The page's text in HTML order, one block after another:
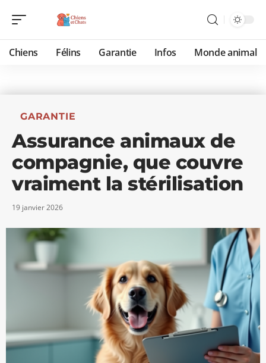
Chiens Félins Garantie Infos Monde animal
GARANTIE
Assurance animaux de
compagnie, que couvre
vraiment la stérilisation
19 janvier 2026